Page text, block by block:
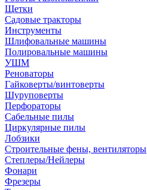
Щетки
Садовые тракторы
Инструменты
Шлифовальные машины
Полировальные машины
УШМ
Реноваторы
Гайковерты/винтоверты
Шуруповерты
Перфораторы
Сабельные пилы
Циркулярные пилы
Лобзики
Строительные фены, вентиляторы
Степлеры/Нейлеры
Фонари
Фрезеры